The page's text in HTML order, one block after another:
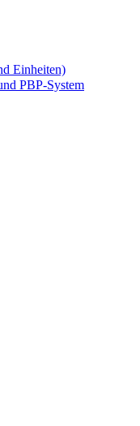
Einheiten)
PBP-System